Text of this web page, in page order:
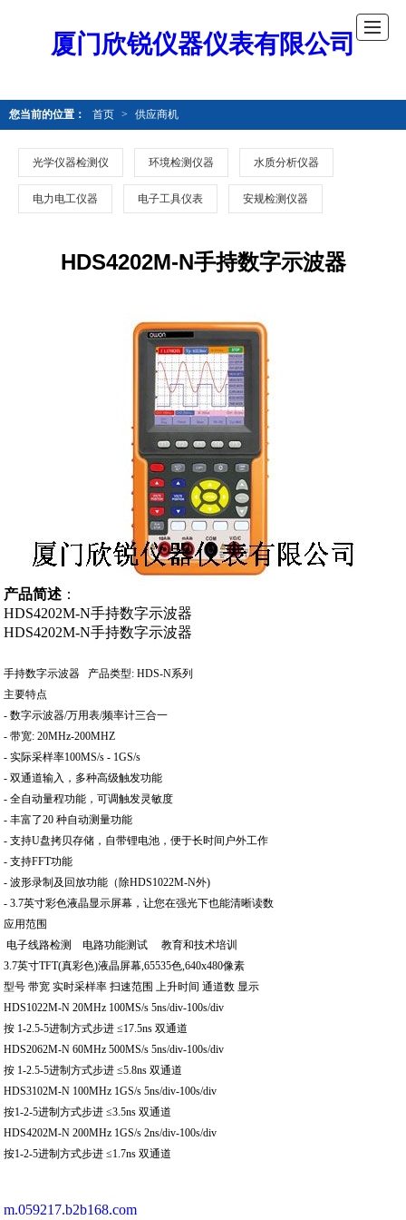
厦门欣锐仪器仪表有限公司
您当前的位置： 首页 > 供应商机
光学仪器检测仪 环境检测仪器 水质分析仪器
电力电工仪器 电子工具仪表 安规检测仪器
HDS4202M-N手持数字示波器
产品简述 ：
HDS4202M-N手持数字示波器
HDS4202M-N手持数字示波器
手持数字示波器 产品类型: HDS-N系列
主要特点
- 数字示波器/万用表/频率计三合一
- 带宽: 20MHz-200MHZ
- 实际采样率100MS/s - 1GS/s
- 双通道输入，多种高级触发功能
- 全自动量程功能，可调触发灵敏度
- 丰富了20 种自动测量功能
- 支持U盘拷贝存储，自带锂电池，便于长时间户外工作
- 支持FFT功能
- 波形录制及回放功能（除HDS1022M-N外)
- 3.7英寸彩色液晶显示屏幕，让您在强光下也能清晰读数
应用范围
电子线路检测 电路功能测试 教育和技术培训
3.7英寸TFT(真彩色)液晶屏幕,65535色,640x480像素
型号 带宽 实时采样率 扫速范围 上升时间 通道数 显示
HDS1022M-N 20MHz 100MS/s 5ns/div-100s/div
按 1-2.5-5进制方式步进 ≤17.5ns 双通道
HDS2062M-N 60MHz 500MS/s 5ns/div-100s/div
按 1-2.5-5进制方式步进 ≤5.8ns 双通道
HDS3102M-N 100MHz 1GS/s 5ns/div-100s/div
按1-2-5进制方式步进 ≤3.5ns 双通道
HDS4202M-N 200MHz 1GS/s 2ns/div-100s/div
按1-2-5进制方式步进 ≤1.7ns 双通道
m.059217.b2b168.com